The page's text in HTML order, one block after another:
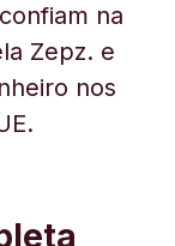
na
Zepz. e
nos